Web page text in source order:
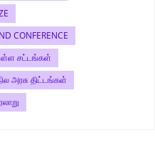
CONFERENCE
சட்டங்கள்
அரசு திட்டங்கள்